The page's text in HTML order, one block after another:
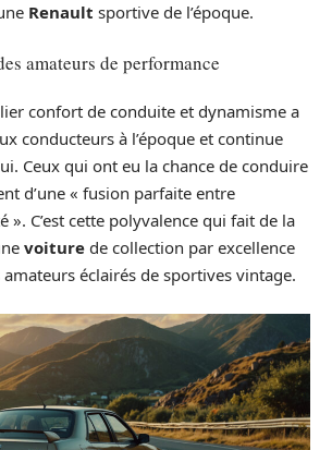
Renault sportive de l’époque.
amateurs de performance
confort de conduite et dynamisme a
conducteurs à l’époque et continue
Ceux qui ont eu la chance de conduire
d’une « fusion parfaite entre
». C’est cette polyvalence qui fait de la
voiture de collection par excellence
amateurs éclairés de sportives vintage.